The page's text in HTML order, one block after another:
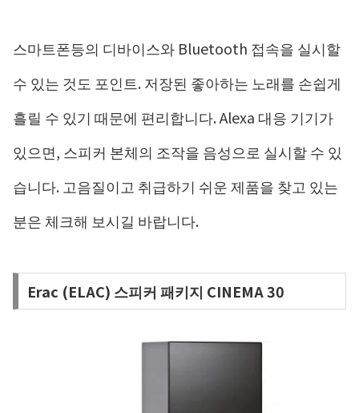
스마트폰등의 디바이스와 Bluetooth 접속을 실시할
수 있는 것도 포인트. 저장된 좋아하는 노래를 손쉽게
흘릴 수 있기 때문에 편리합니다. Alexa 대응 기기가
있으면, 스피커 본체의 조작을 음성으로 실시할 수 있
습니다. 고음질이고 취급하기 쉬운 제품을 찾고 있는
분은 체크해 보시길 바랍니다.
Erac (ELAC) 스피커 패키지 CINEMA 30